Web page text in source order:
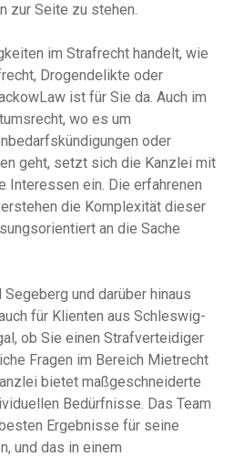
zur Seite zu stehen.
im Strafrecht handelt, wie
Drogendelikte oder
ist für Sie da. Auch im
wo es um
oder
geht, setzt sich die Kanzlei mit
Interessen ein. Die erfahrenen
die Komplexität dieser
an die Sache
und darüber hinaus
für Klienten aus Schleswig-
ob Sie einen Strafverteidiger
Fragen im Bereich Mietrecht
bietet maßgeschneiderte
Bedürfnisse. Das Team
Ergebnisse für seine
und das in einem